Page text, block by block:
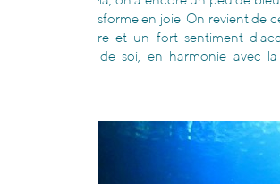
L’effort se transforme en joie. On revient de
envies d’encore et un fort sentiment
dépassement de soi, en harmonie avec